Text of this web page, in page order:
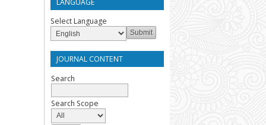
LANGUAGE
Select Language
JOURNAL CONTENT
Search
Search Scope